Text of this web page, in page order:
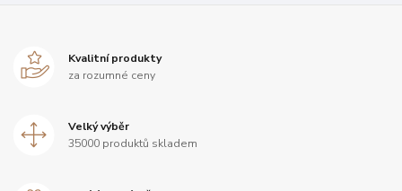
Kvalitní produkty
za rozumné ceny
Velký výběr
35000 produktů skladem